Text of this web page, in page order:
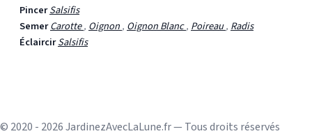
PincerSalsifis
SemerCarotte,Oignon,Oignon Blanc,Poireau,Radis
ÉclaircirSalsifis
© 2020 - 2026 JardinezAvecLaLune.fr — Tous droits réservés